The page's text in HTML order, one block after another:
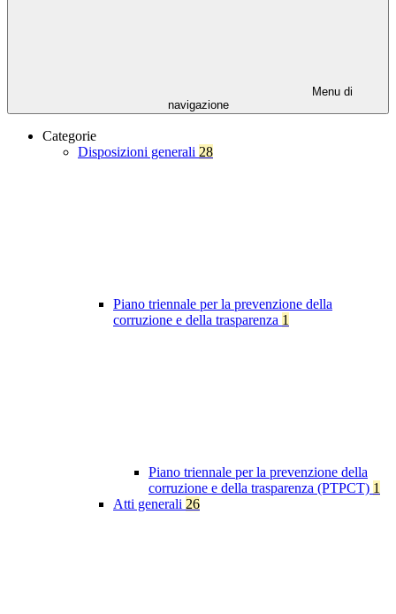
Menu di
navigazione
Categorie
Disposizioni generali 28
Piano triennale per la prevenzione della
corruzione e della trasparenza 1
Piano triennale per la prevenzione della
corruzione e della trasparenza (PTPCT) 1
Atti generali 26